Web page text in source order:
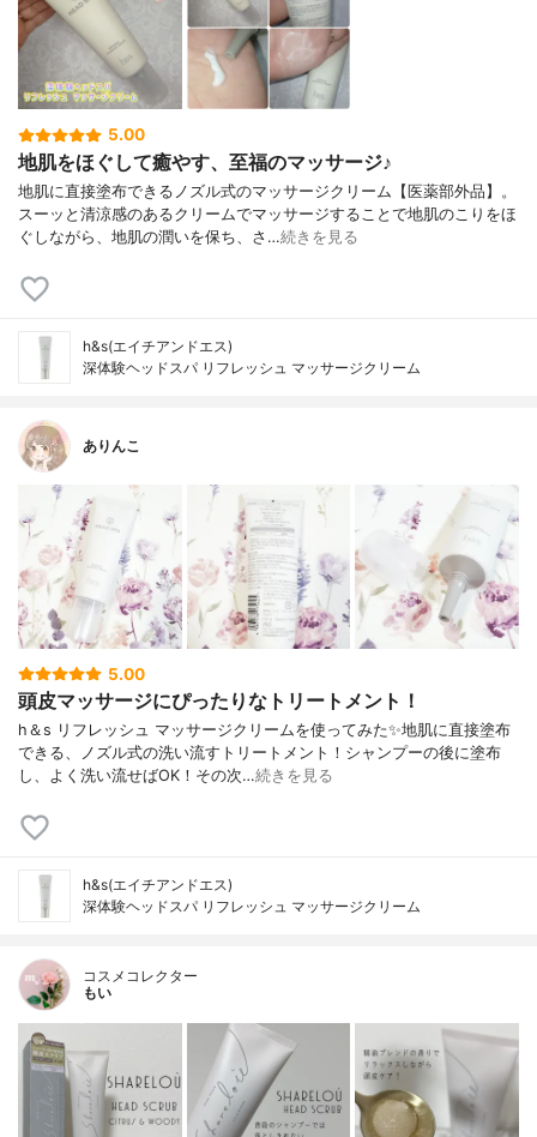
5.00
地肌をほぐして癒やす、至福のマッサージ♪
地肌に直接塗布できるノズル式のマッサージクリーム【医薬部外品】。
スーッと清涼感のあるクリームでマッサージすることで地肌のこりをほ
ぐしながら、地肌の潤いを保ち、さ…続きを見る
h&s(エイチアンドエス)
深体験ヘッドスパ リフレッシュ マッサージクリーム
ありんこ
5.00
頭皮マッサージにぴったりなトリートメント！
h＆s リフレッシュ マッサージクリームを使ってみた✨地肌に直接塗布
できる、ノズル式の洗い流すトリートメント！シャンプーの後に塗布
し、よく洗い流せばOK！その次…続きを見る
h&s(エイチアンドエス)
深体験ヘッドスパ リフレッシュ マッサージクリーム
コスメコレクター
もい